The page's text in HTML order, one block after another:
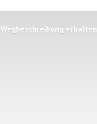
Wegbeschreibung erhalten